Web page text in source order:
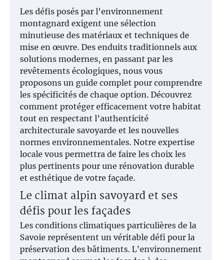
Les défis posés par l'environnement
montagnard exigent une sélection
minutieuse des matériaux et techniques de
mise en œuvre. Des enduits traditionnels aux
solutions modernes, en passant par les
revêtements écologiques, nous vous
proposons un guide complet pour comprendre
les spécificités de chaque option. Découvrez
comment protéger efficacement votre habitat
tout en respectant l'authenticité
architecturale savoyarde et les nouvelles
normes environnementales. Notre expertise
locale vous permettra de faire les choix les
plus pertinents pour une rénovation durable
et esthétique de votre façade.
Le climat alpin savoyard et ses
défis pour les façades
Les conditions climatiques particulières de la
Savoie représentent un véritable défi pour la
préservation des bâtiments. L'environnement